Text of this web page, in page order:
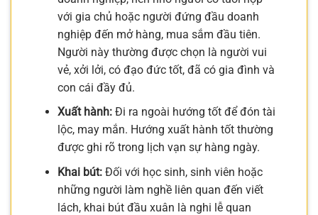
với gia chủ hoặc người đứng đầu doanh
nghiệp đến mở hàng, mua sắm đầu tiên.
Người này thường được chọn là người vui
vẻ, xởi lởi, có đạo đức tốt, đã có gia đình và
con cái đầy đủ.
Xuất hành:Đi ra ngoài hướng tốt để đón tài
lộc, may mắn. Hướng xuất hành tốt thường
được ghi rõ trong lịch vạn sự hàng ngày.
Khai bút:Đối với học sinh, sinh viên hoặc
những người làm nghề liên quan đến viết
lách, khai bút đầu xuân là nghi lễ quan